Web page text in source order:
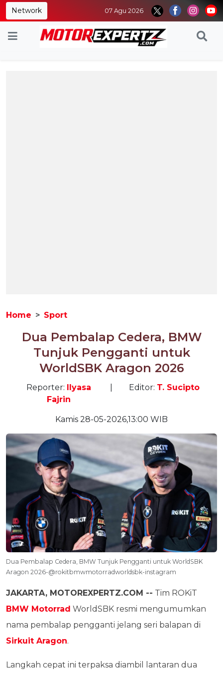
Network 07 Agu 2026
Home Sport
Dua Pembalap Cedera, BMW
Tunjuk Pengganti untuk
WorldSBK Aragon 2026
Reporter: Ilyasa
Fajrin
Editor: T. Sucipto
Kamis 28-05-2026,13:00 WIB
Dua Pembalap Cedera, BMW Tunjuk Pengganti untuk WorldSBK
Aragon 2026-@rokitbmwmotorradworldsbk-instagram
JAKARTA, MOTOREXPERTZ.COM -- Tim ROKiT
BMW Motorrad WorldSBK resmi mengumumkan
nama pembalap pengganti jelang seri balapan di
Sirkuit Aragon.
Langkah cepat ini terpaksa diambil lantaran dua